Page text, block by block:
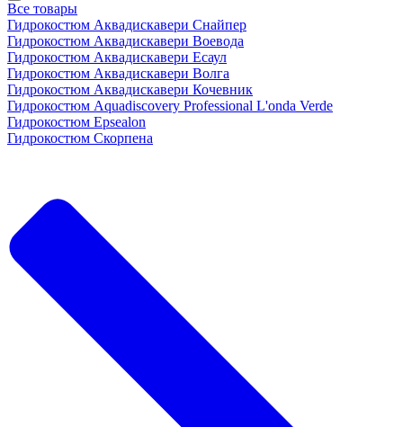
Все товары
Гидрокостюм Аквадискавери Снайпер
Гидрокостюм Аквадискавери Воевода
Гидрокостюм Аквадискавери Есаул
Гидрокостюм Аквадискавери Волга
Гидрокостюм Аквадискавери Кочевник
Гидрокостюм Aquadiscovery Professional L'onda Verde
Гидрокостюм Epsealon
Гидрокостюм Скорпена